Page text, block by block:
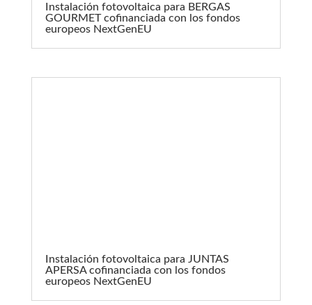
Instalación fotovoltaica para BERGAS
GOURMET cofinanciada con los fondos
europeos NextGenEU
Instalación fotovoltaica para JUNTAS
APERSA cofinanciada con los fondos
europeos NextGenEU